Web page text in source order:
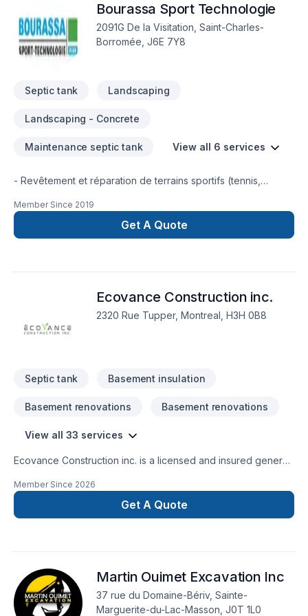
Bourassa Sport Technologie
2091G De la Visitation, Saint-Charles-
Borromée, J6E 7Y8
Septic tank Landscaping
Landscaping - Concrete
Maintenance septic tank View all 6 services
- Revêtement et réparation de terrains sportifs (tennis,
Lignage de rue (stationnement, piste cyclable, rue)-
Installation de fosses septiques
Member Since 2019
Get A Quote
Ecovance Construction inc.
2320 Rue Tupper, Montreal, H3H 0B8
Septic tank Basement insulation
Basement renovations Basement renovations
View all 33 services
Ecovance Construction inc. is a licensed and insured general
projects. We focus on bathroom refreshes, flooring
installation, drywall and painting, doors and windows, interior
finishing, and minor repair work. Our approach is detail-
Member Since 2026
Get A Quote
Martin Ouimet Excavation Inc
37 rue du Domaine-Bériv, Sainte-
Marguerite-du-Lac-Masson, J0T 1L0